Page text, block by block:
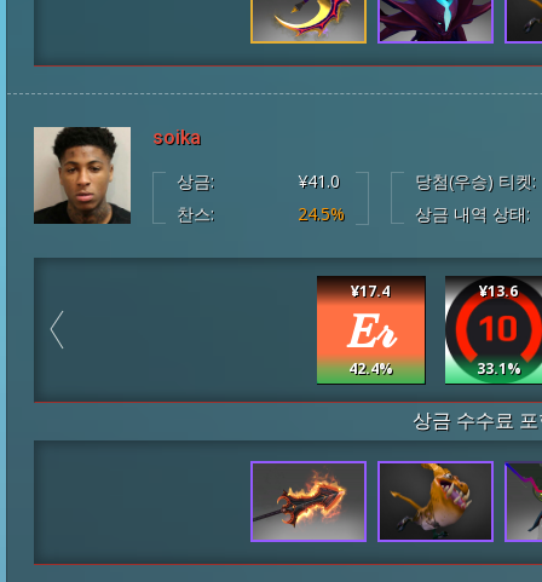
soika
상금:
¥41.0
찬스:
24.5%
당첨(우승) 티켓:
상금 내역 상태:
¥17.4
42.4%
¥13.6
33.1%
상금 수수료